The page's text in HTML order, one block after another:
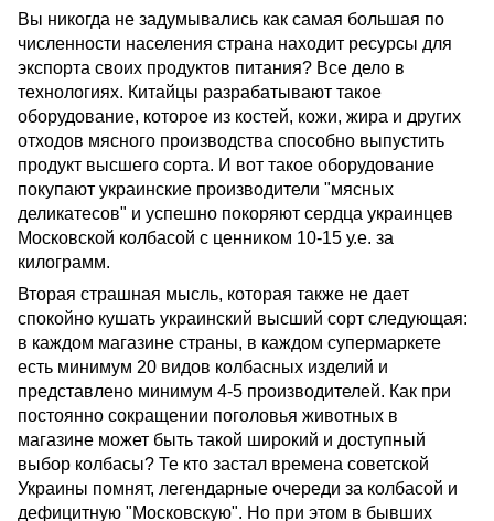
Вы никогда не задумывались как самая большая по
численности населения страна находит ресурсы для
экспорта своих продуктов питания? Все дело в
технологиях. Китайцы разрабатывают такое
оборудование, которое из костей, кожи, жира и других
отходов мясного производства способно выпустить
продукт высшего сорта. И вот такое оборудование
покупают украинские производители "мясных
деликатесов" и успешно покоряют сердца украинцев
Московской колбасой с ценником 10-15 у.е. за
килограмм.
Вторая страшная мысль, которая также не дает
спокойно кушать украинский высший сорт следующая:
в каждом магазине страны, в каждом супермаркете
есть минимум 20 видов колбасных изделий и
представлено минимум 4-5 производителей. Как при
постоянно сокращении поголовья животных в
магазине может быть такой широкий и доступный
выбор колбасы? Те кто застал времена советской
Украины помнят, легендарные очереди за колбасой и
дефицитную "Московскую". Но при этом в бывших